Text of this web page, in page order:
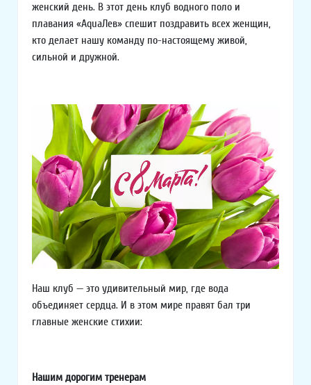
женский день. В этот день клуб водного поло и
плавания «AquaЛев» спешит поздравить всех женщин,
кто делает нашу команду по-настоящему живой,
сильной и дружной.
Наш клуб — это удивительный мир, где вода
объединяет сердца. И в этом мире правят бал три
главные женские стихии:
Нашим дорогим тренерам